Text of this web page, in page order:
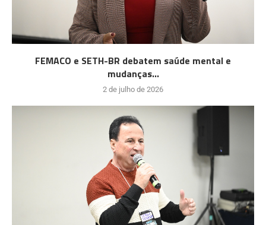
FEMACO e SETH-BR debatem saúde mental e
mudanças...
2 de julho de 2026